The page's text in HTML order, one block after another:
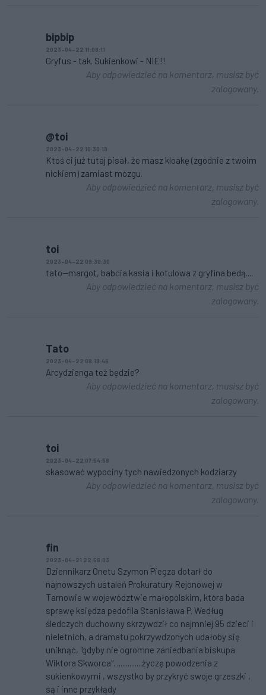
bipbip
2023-04-22 11:08:11
Gryfus - tak. Sukienkowi - NIE!!
Aby odpowiedzieć na komentarz, musisz być
zalogowany.
@toi
2023-04-22 10:30:19
Ktoś ci już tutaj pisał, że masz kloakę (zgodnie z twoim
nickiem) zamiast mózgu.
Aby odpowiedzieć na komentarz, musisz być
zalogowany.
toi
2023-04-22 09:30:30
tato--margot, babcia kasia i kotulowa z gryfina bedą....
Aby odpowiedzieć na komentarz, musisz być
zalogowany.
Tato
2023-04-22 08:19:46
Arcydzienga też będzie?
Aby odpowiedzieć na komentarz, musisz być
zalogowany.
toi
2023-04-22 07:54:58
skasować wypociny tych nawiedzonych kodziarzy
Aby odpowiedzieć na komentarz, musisz być
zalogowany.
fin
2023-04-21 22:56:03
Dziennikarz Onetu Szymon Piegza dotarł do
najnowszych ustaleń Prokuratury Rejonowej w
Tarnowie w województwie małopolskim, która bada
sprawę księdza pedofila Stanisława P. Według
śledczych duchowny skrzywdził co najmniej 95 dzieci i
nieletnich, a dramatu pokrzywdzonych udałoby się
uniknąć, "gdyby nie ogromne zaniedbania biskupa
Wiktora Skworca". ..............życzę powodzenia z
sukienkowymi , wszystko by przykryć swoje grzeszki ,
są i inne przykłądy